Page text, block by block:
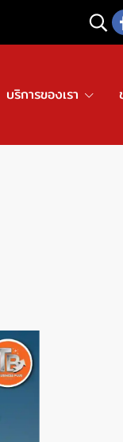
บริการของเรา